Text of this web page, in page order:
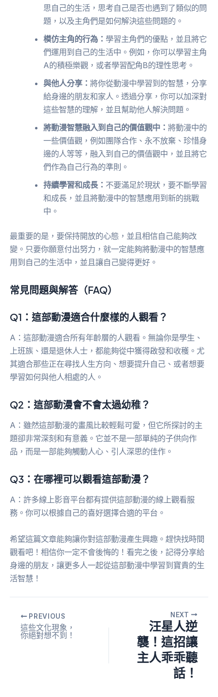
思自己的生活，思考自己是否也遇到了類似的問
題，以及主角們是如何解決這些問題的。
模仿主角的行為： 學習主角們的優點，並且將它
們運用到自己的生活中。例如，你可以學習主角
A的積極樂觀，或者學習配角B的理性思考。
與他人分享：將你從動漫中學習到的智慧，分享
給身邊的朋友和家人。透過分享，你可以加深對
這些智慧的理解，並且幫助他人解決問題。
將動漫智慧融入到自己的價值觀中：將動漫中的
一些價值觀，例如團隊合作、永不放棄、珍惜身
邊的人等等，融入到自己的價值觀中，並且將它
們作為自己行為的準則。
持續學習和成長： 不要滿足於現狀，要不斷學習
和成長，並且將動漫中的智慧應用到新的挑戰
中。
最重要的是，要保持開放的心態，並且相信自己能夠改
變。只要你願意付出努力，就一定能夠將動漫中的智慧應
用到自己的生活中，並且讓自己變得更好。
常見問題與解答（FAQ）
Q1：這部動漫適合什麼樣的人觀看？
A：這部動漫適合所有年齡層的人觀看。無論你是學生、
上班族、還是退休人士，都能夠從中獲得啟發和收穫。尤
其適合那些正在尋找人生方向、想要提升自己、或者想要
學習如何與他人相處的人。
Q2：這部動漫會不會太過幼稚？
A：雖然這部動漫的畫風比較輕鬆可愛，但它所探討的主
題卻非常深刻和有意義。它並不是一部單純的子供向作
品，而是一部能夠觸動人心、引人深思的佳作。
Q3：在哪裡可以觀看這部動漫？
A：許多線上影音平台都有提供這部動漫的線上觀看服
務。你可以根據自己的喜好選擇合適的平台。
希望這篇文章能夠讓你對這部動漫產生興趣。趕快找時間
觀看吧！相信你一定不會後悔的！看完之後，記得分享給
身邊的朋友，讓更多人一起從這部動漫中學習到寶貴的生
活智慧！
PREVIOUS
這些文化現象，
你絕對想不到！
NEXT
汪星人逆
襲！這招讓
主人乖乖聽
話！